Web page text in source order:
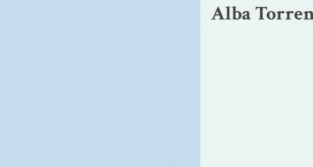
Alba